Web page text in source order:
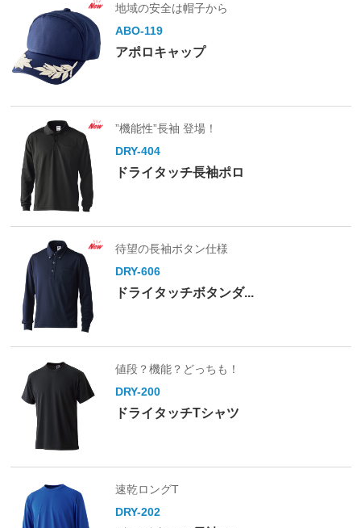
地域の安全は帽子から
ABO-119
アポロキャップ
”機能性”長袖 登場！
DRY-404
ドライタッチ長袖ポロ
待望の長袖ボタン仕様
DRY-606
ドライタッチボタンダ...
値段？機能？どっちも！
DRY-200
ドライタッチTシャツ
速乾ロングT
DRY-202